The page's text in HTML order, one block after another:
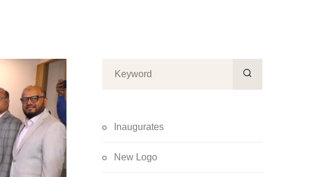
Inaugurates
New Logo